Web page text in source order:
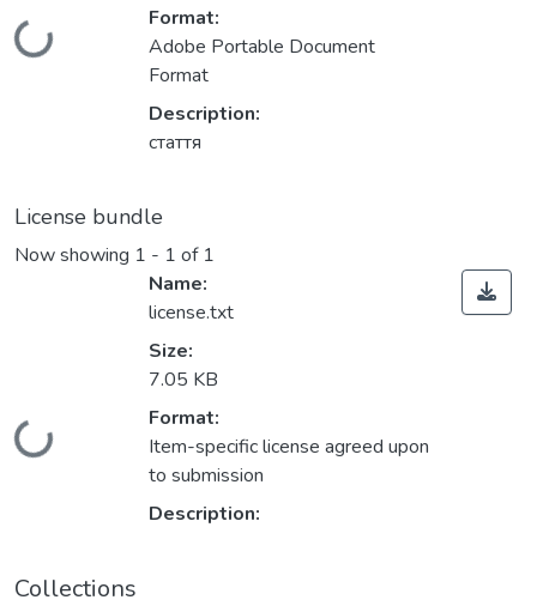
Format:
Adobe Portable Document
Format
Description:
стаття
License bundle
Now showing 1 - 1 of 1
Name:
license.txt
Size:
7.05 KB
Format:
Item-specific license agreed upon
to submission
Description:
Collections